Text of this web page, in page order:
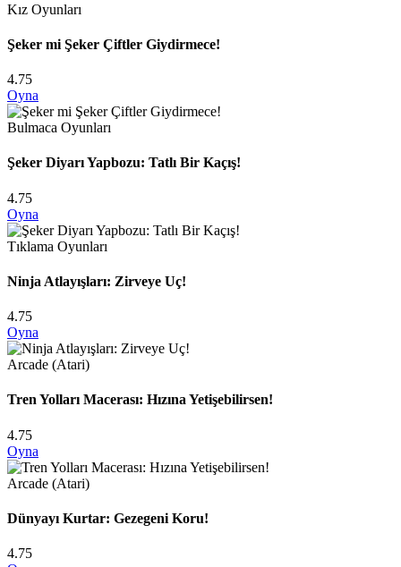
Kız Oyunları
Şeker mi Şeker Çiftler Giydirmece!
4.75
Oyna
Bulmaca Oyunları
Şeker Diyarı Yapbozu: Tatlı Bir Kaçış!
4.75
Oyna
Tıklama Oyunları
Ninja Atlayışları: Zirveye Uç!
4.75
Oyna
Arcade (Atari)
Tren Yolları Macerası: Hızına Yetişebilirsen!
4.75
Oyna
Arcade (Atari)
Dünyayı Kurtar: Gezegeni Koru!
4.75